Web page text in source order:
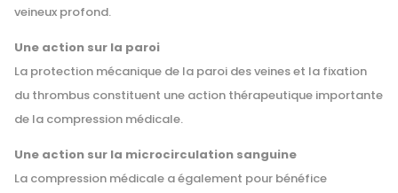
veineux profond.
Une action sur la paroi
La protection mécanique de la paroi des veines et la fixation
du thrombus constituent une action thérapeutique importante
de la compression médicale.
Une action sur la microcirculation sanguine
La compression médicale a également pour bénéfice